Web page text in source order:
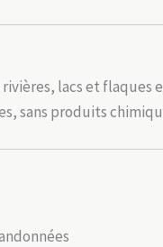
lacs et flaques
sans produits